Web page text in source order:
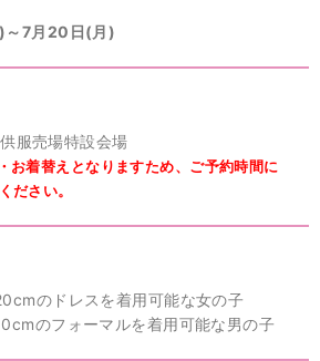
7月20日(月)
服売場特設会場
お着替えとなりますため、ご予約時間に
ださい。
のドレスを着用可能な女の子
のフォーマルを着用可能な男の子